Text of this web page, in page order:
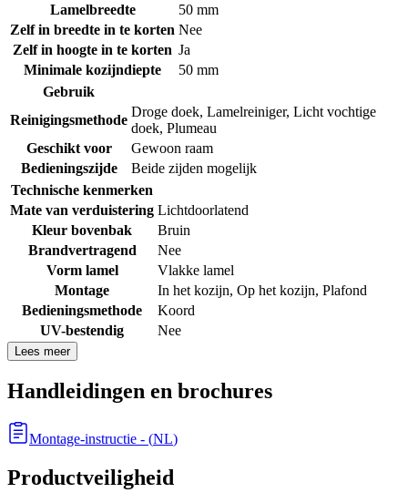
Lamelbreedte
50 mm
Zelf in breedte in te korten Nee
Zelf in hoogte in te korten Ja
Minimale kozijndiepte
50 mm
Gebruik
Reinigingsmethode
Droge doek, Lamelreiniger, Licht vochtige
doek, Plumeau
Geschikt voor
Gewoon raam
Bedieningszijde
Beide zijden mogelijk
Technische kenmerken
Mate van verduistering Lichtdoorlatend
Kleur bovenbak
Bruin
Brandvertragend
Nee
Vorm lamel
Vlakke lamel
Montage
In het kozijn, Op het kozijn, Plafond
Bedieningsmethode
Koord
UV-bestendig
Nee
Lees meer
Handleidingen en brochures
Montage-instructie - (NL)
Productveiligheid